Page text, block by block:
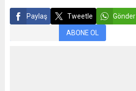
Paylaş Tweetle Gönder
ABONE OL